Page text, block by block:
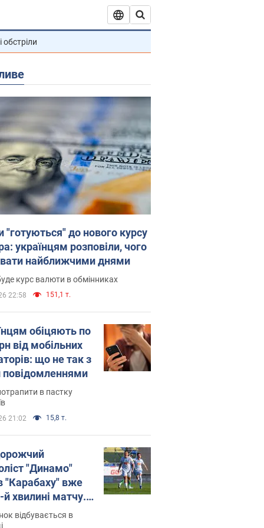
обстріли
"готуються" до нового курсу
українцям розповіли, чого
найближчими днями
курс валюти в обмінниках
22:58 151,1 т.
обіцяють по
від мобільних
що не так з
в пастку
21:02 15,8 т.
"Динамо"
"Карабаху" вже
й хвилині матчу.
відбувається в